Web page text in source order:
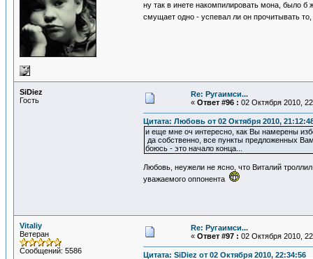
ну так в инете накомпилировать мона, было б
смущает одно - успевал ли он прочитывать
SiDiеz
Гость
Re: Ругаимси...
« Ответ #96 : 02 Октября 2010,
Цитата: Любовь от 02 Октября 2010,
и еще мне оч интересно, как Вы намерены
да собственно, все пункты предложенных
боюсь - это начало конца...
Любовь, неужели не ясно, что Виталий
уважаемого оппонента
Vitaliy
Ветеран
Сообщений: 5586
Re: Ругаимси...
« Ответ #97 : 02 Октября 2010,
Цитата: SiDiеz от 02 Октября 2010, 22:34:56